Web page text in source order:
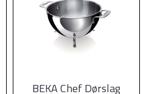
BEKA Chef Dørslag